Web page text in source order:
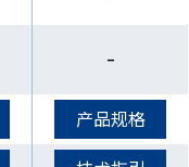
-
产品规格